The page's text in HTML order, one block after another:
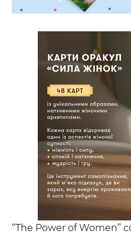
“The Power of Women”